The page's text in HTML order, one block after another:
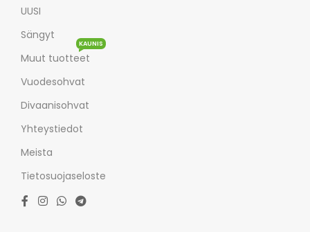
UUSI
Sängyt
Muut tuotteet
KAUNIS
Vuodesohvat
Divaanisohvat
Yhteystiedot
Meista
Tietosuojaseloste